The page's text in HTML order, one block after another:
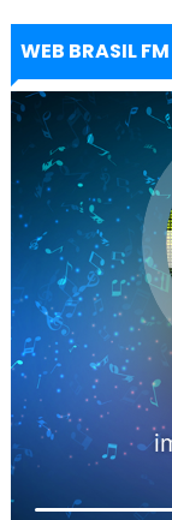
WEB BRASIL FM